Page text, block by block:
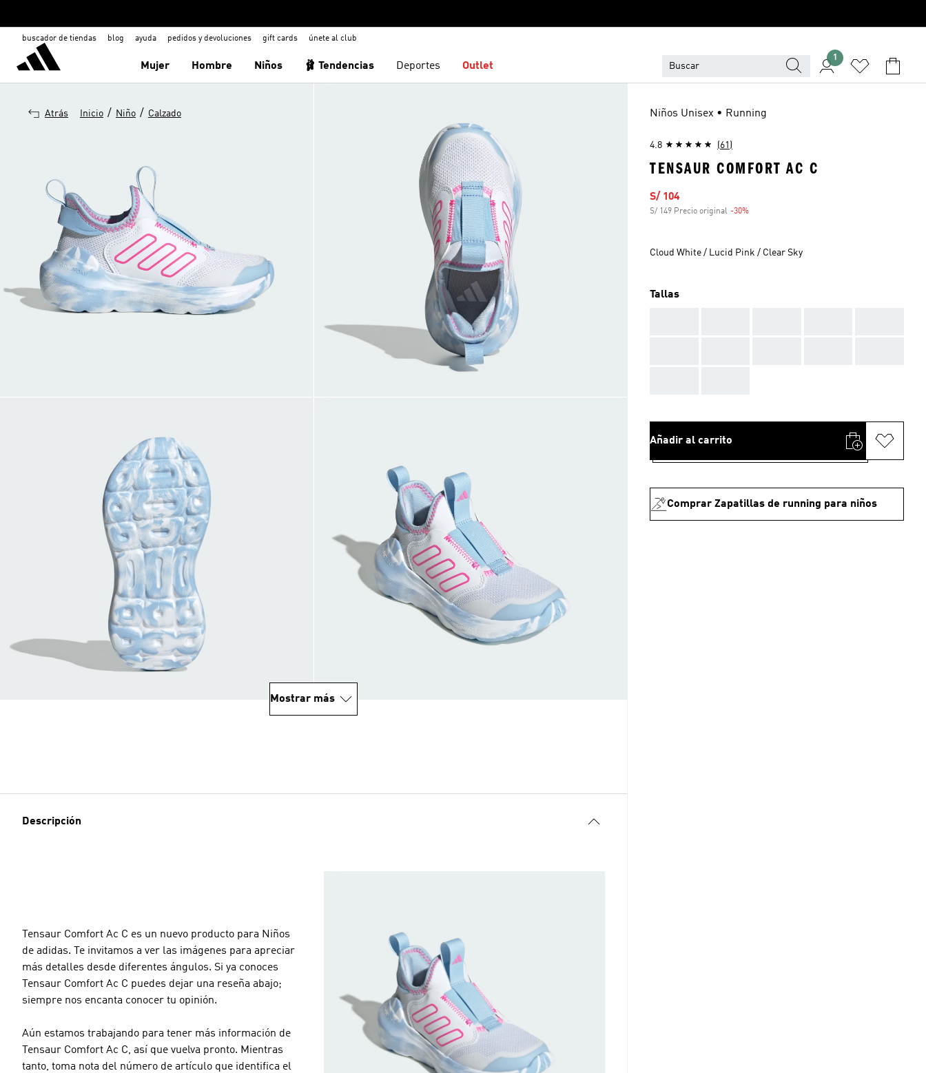
buscador de tiendas blog ayuda pedidos y devoluciones gift cards únete al club
Mujer Hombre Niños 🩰 Tendencias Deportes Outlet
1
Atrás Inicio / Niño / Calzado
Mostrar más
Descripción
Tensaur Comfort Ac C es un nuevo producto para Niños
de adidas. Te invitamos a ver las imágenes para apreciar
más detalles desde diferentes ángulos. Si ya conoces
Tensaur Comfort Ac C puedes dejar una reseña abajo;
siempre nos encanta conocer tu opinión.
Aún estamos trabajando para tener más información de
Tensaur Comfort Ac C, así que vuelva pronto. Mientras
tanto, toma nota del número de artículo que identifica el
Niños Unisex • Running
4.8 (61)
TENSAUR COMFORT AC C
Precio de venta
S/ 104
S/ 149 Precio original -30%
Cloud White / Lucid Pink / Clear Sky
Tallas
Añadir al carrito
Comprar Zapatillas de running para niños